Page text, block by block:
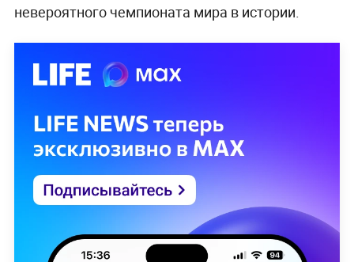
невероятного чемпионата мира в истории.